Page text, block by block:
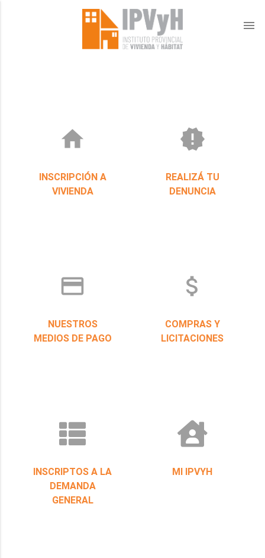
menu
home
INSCRIPCIÓN A
VIVIENDA
new_releases
REALIZÁ TU
DENUNCIA
credit_card
NUESTROS
MEDIOS DE PAGO
attach_money
COMPRAS Y
LICITACIONES
INSCRIPTOS A LA
DEMANDA
GENERAL
MI IPVYH